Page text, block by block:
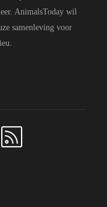
AnimalsToday wil
samenleving voor